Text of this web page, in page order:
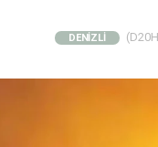
DENİZLİ